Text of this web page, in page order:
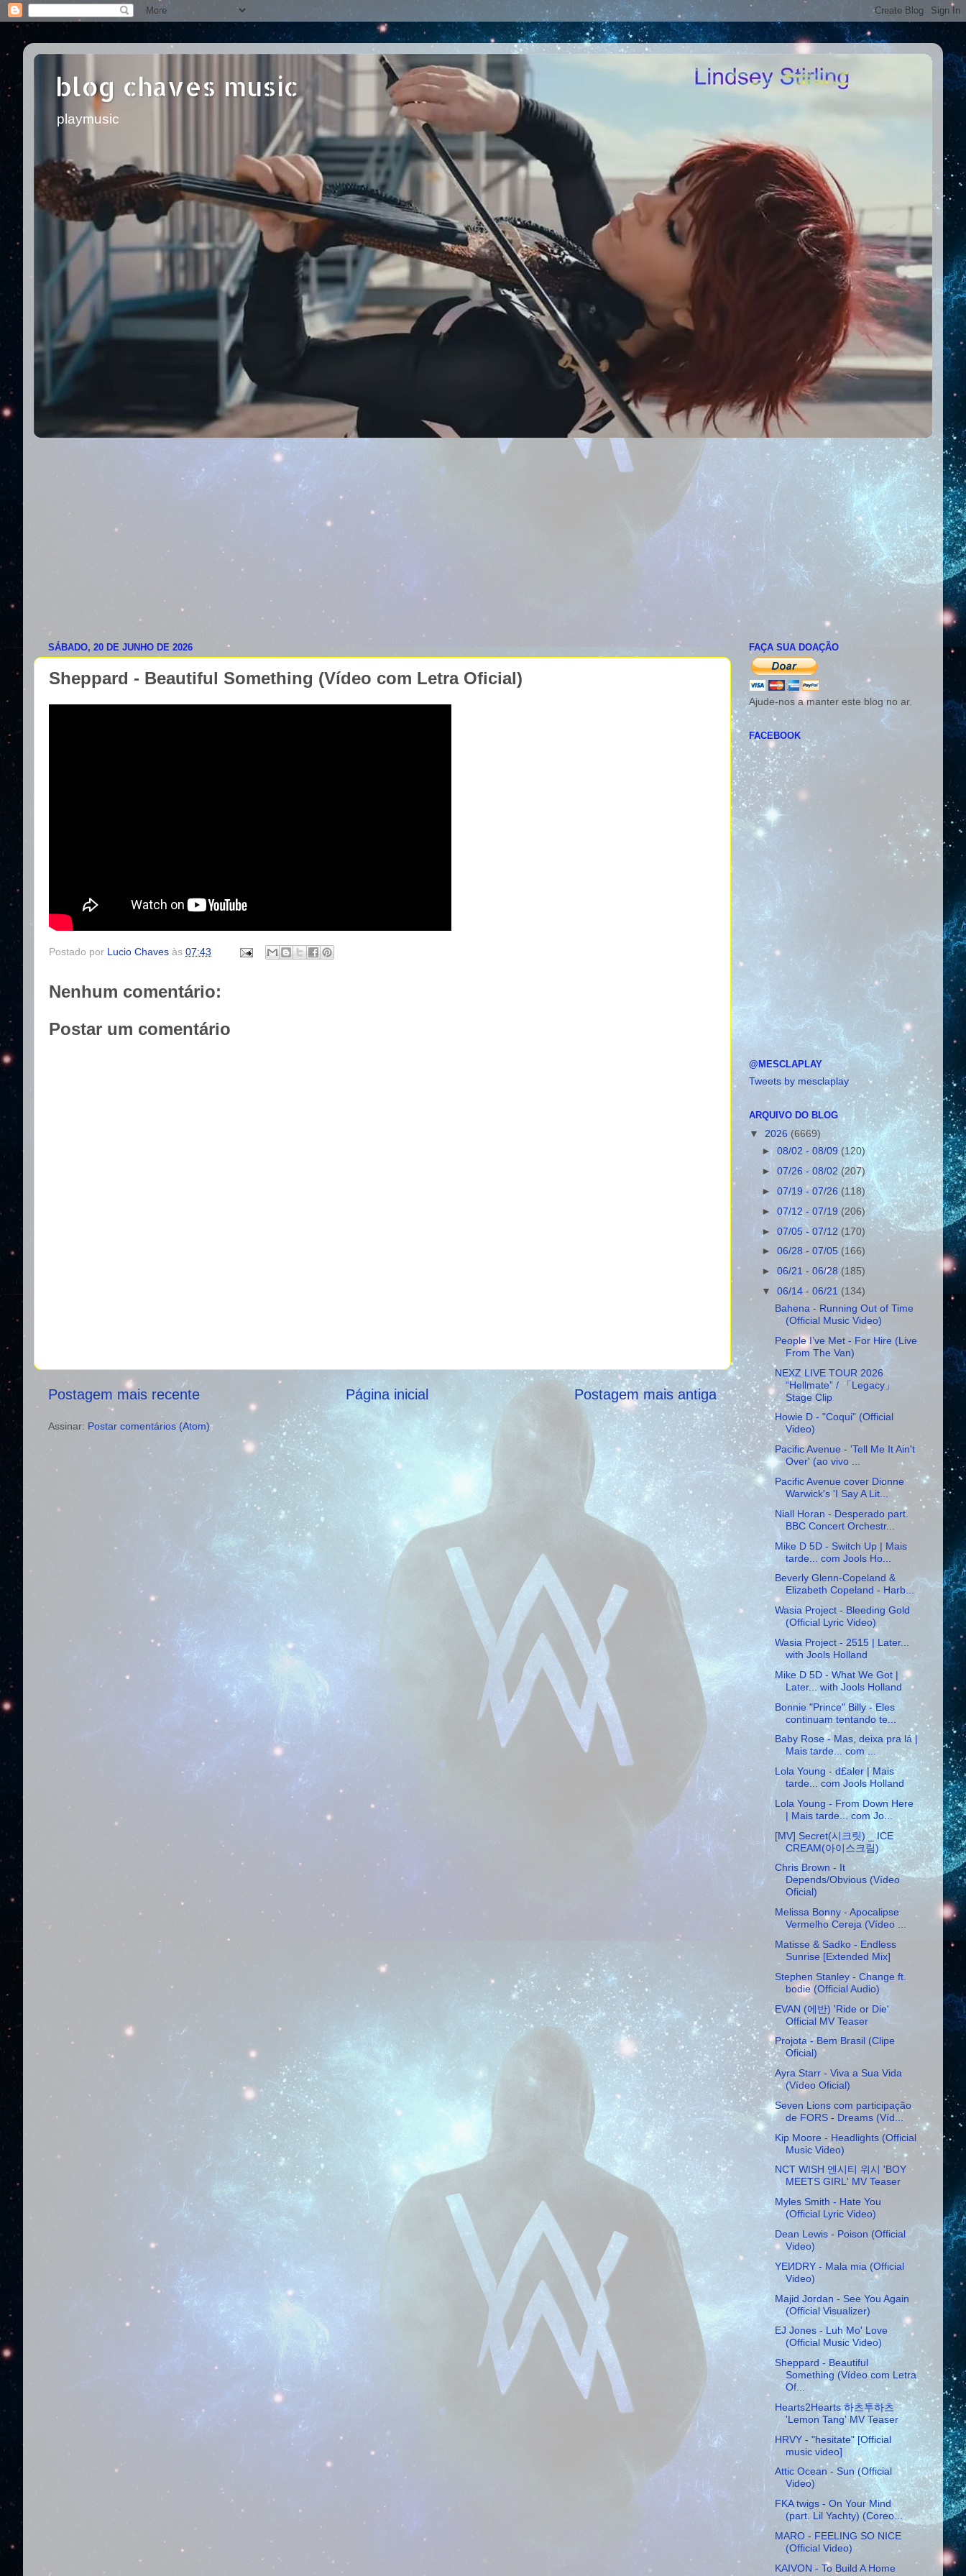
blog chaves music
playmusic
SÁBADO, 20 DE JUNHO DE 2026
Sheppard - Beautiful Something (Vídeo com Letra Oficial)
Postado por Lucio Chaves às 07:43
Nenhum comentário:
Postar um comentário
Postagem mais recente Postagem mais antiga
Página inicial
Assinar: Postar comentários (Atom)
FAÇA SUA DOAÇÃO
Ajude-nos a manter este blog no ar.
FACEBOOK
@MESCLAPLAY
Tweets by mesclaplay
ARQUIVO DO BLOG
▼ 2026 (6669)
►08/02 - 08/09(120)
►07/26 - 08/02(207)
►07/19 - 07/26 (118)
►07/12 - 07/19(206)
►07/05 - 07/12 (170)
►06/28 - 07/05 (166)
►06/21 - 06/28 (185)
▼06/14 - 06/21 (134)
Bahena - Running Out of Time
(Official Music Video)
People I’ve Met - For Hire (Live
From The Van)
NEXZ LIVE TOUR 2026
“Hellmate” / 「Legacy」
Stage Clip
Howie D - "Coqui" (Official
Video)
Pacific Avenue - 'Tell Me It Ain't
Over' (ao vivo ...
Pacific Avenue cover Dionne
Warwick's 'I Say A Lit...
Niall Horan - Desperado part.
BBC Concert Orchestr...
Mike D 5D - Switch Up | Mais
tarde... com Jools Ho...
Beverly Glenn-Copeland &
Elizabeth Copeland - Harb...
Wasia Project - Bleeding Gold
(Official Lyric Video)
Wasia Project - 2515 | Later...
with Jools Holland
Mike D 5D - What We Got |
Later... with Jools Holland
Bonnie "Prince" Billy - Eles
continuam tentando te...
Baby Rose - Mas, deixa pra lá |
Mais tarde... com ...
Lola Young - d£aler | Mais
tarde... com Jools Holland
Lola Young - From Down Here
| Mais tarde... com Jo...
[MV] Secret(시크릿) _ ICE
CREAM(아이스크림)
Chris Brown - It
Depends/Obvious (Vídeo
Oficial)
Melissa Bonny - Apocalipse
Vermelho Cereja (Vídeo ...
Matisse & Sadko - Endless
Sunrise [Extended Mix]
Stephen Stanley - Change ft.
bodie (Official Audio)
EVAN (에반) 'Ride or Die'
Official MV Teaser
Projota - Bem Brasil (Clipe
Oficial)
Ayra Starr - Viva a Sua Vida
(Vídeo Oficial)
Seven Lions com participação
de FORS - Dreams (Víd...
Kip Moore - Headlights (Official
Music Video)
NCT WISH 엔시티 위시 'BOY
MEETS GIRL' MV Teaser
Myles Smith - Hate You
(Official Lyric Video)
Dean Lewis - Poison (Official
Video)
YEИDRY - Mala mia (Official
Video)
Majid Jordan - See You Again
(Official Visualizer)
EJ Jones - Luh Mo' Love
(Official Music Video)
Sheppard - Beautiful
Something (Vídeo com Letra
Of...
Hearts2Hearts 하츠투하츠
'Lemon Tang' MV Teaser
HRVY - "hesitate" [Official
music video]
Attic Ocean - Sun (Official
Video)
FKA twigs - On Your Mind
(part. Lil Yachty) (Coreo...
MARO - FEELING SO NICE
(Official Video)
KAIVON - To Build A Home